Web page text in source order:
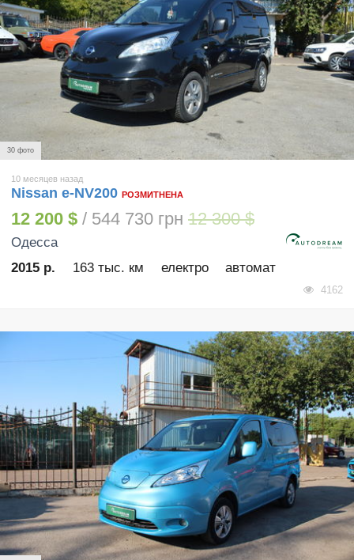
30 фото
10 месяцев назад
Nissan e-NV200 РОЗМИТНЕНА
12 200 $ / 544 730 грн 12 300 $
Одесса
2015 р.
163 тыс. км електро автомат
4162